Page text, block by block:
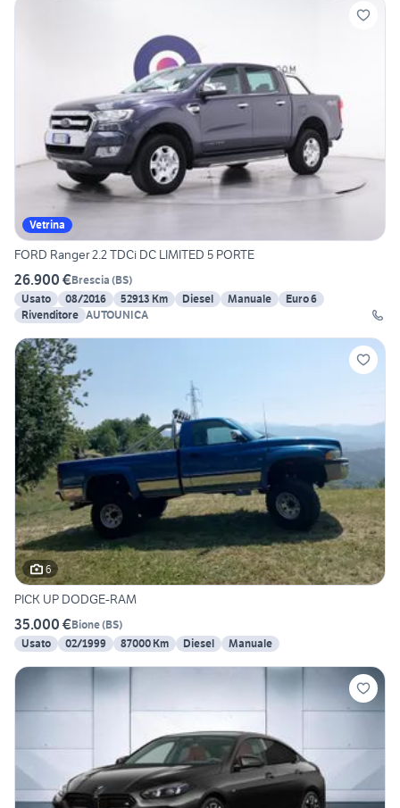
Vetrina
FORD Ranger 2.2 TDCi DC LIMITED 5 PORTE
26.900 €Brescia (BS)
Usato
08/2016 52913 Km Diesel Manuale
Euro 6
Rivenditore AUTOUNICA
6
PICK UP DODGE-RAM
35.000 €Bione(BS)
Usato
02/1999 87000 Km Diesel Manuale